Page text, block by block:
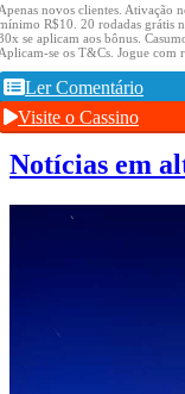
novos clientes. Ativação
R$10. 20 rodadas grátis
se aplicam aos bônus.
se os T&Cs. Jogue com
Ler Comentário
Visite o Cassino
Notícias em